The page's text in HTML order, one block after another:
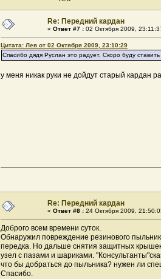
Re: Передний кардан
« Ответ #7 : 02 Октября 2009,
Цитата: Лев от 02 Октября 2009, 23:10:29
Спасибо дядя Руслан это радует, Скоро буду
у меня никак руки не дойдут старый кардан
Re: Передний кардан
« Ответ #8 : 24 Октября 2009,
Доброго всем времени суток.
Обнаружил повреждение резинового
передка. Но дальше снятия защитных
узел с пазами и шариками.
что бы добраться до пыльника? нужен ли
Спасибо.